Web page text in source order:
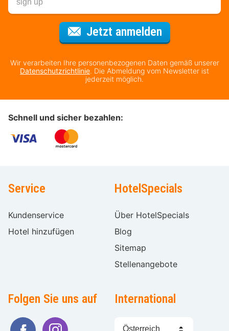
Jetzt anmeldenFür den
Wir verarbeiten Ihre personenbezogenen Daten gemäß unserer
Datenschutzrichtlinie. Die Abmeldung vom Newsletter ist
jederzeit möglich.
Schnell und sicher bezahlen:
Service
Kundenservice
Hotel hinzufügen
HotelSpecials
Über HotelSpecials
Blog
Sitemap
Stellenangebote
Folgen Sie uns auf International
Sprache